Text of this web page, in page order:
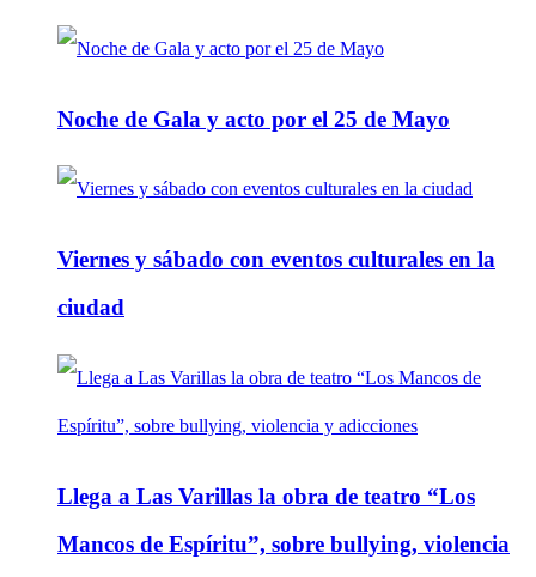
Noche de Gala y acto por el 25 de Mayo
Viernes y sábado con eventos culturales en la
ciudad
Llega a Las Varillas la obra de teatro “Los
Mancos de Espíritu”, sobre bullying, violencia